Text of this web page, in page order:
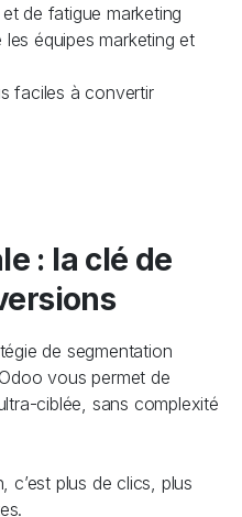
de fatigue marketing
équipes marketing et
faciles à convertir
: la clé de
de segmentation
vous permet de
ciblée, sans complexité
c’est plus de clics, plus